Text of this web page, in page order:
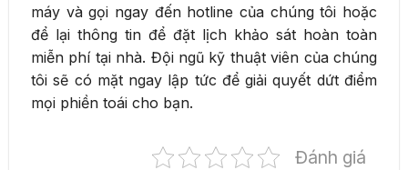
máy và gọi ngay đến hotline của chúng tôi hoặc
để lại thông tin để đặt lịch khảo sát hoàn toàn
miễn phí tại nhà. Đội ngũ kỹ thuật viên của chúng
tôi sẽ có mặt ngay lập tức để giải quyết dứt điểm
mọi phiền toái cho bạn.
Đánh giá